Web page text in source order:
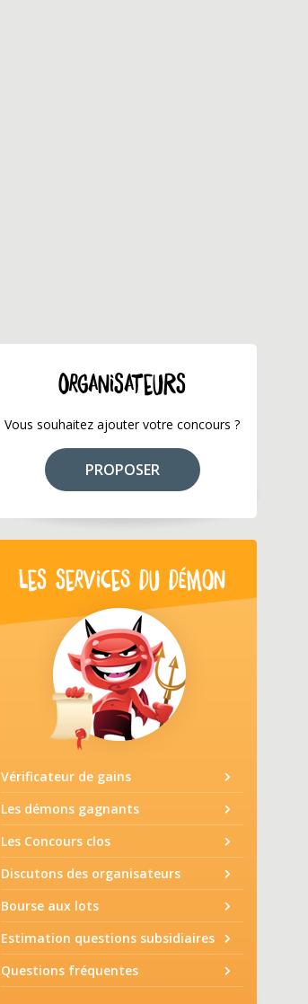
ORGANISATEURS
Vous souhaitez ajouter votre concours ?
PROPOSER
LES SERVICES DU DÉMON
Vérificateur de gains
Les démons gagnants
Les Concours clos
Discutons des organisateurs
Bourse aux lots
Estimation questions subsidiaires
Questions fréquentes